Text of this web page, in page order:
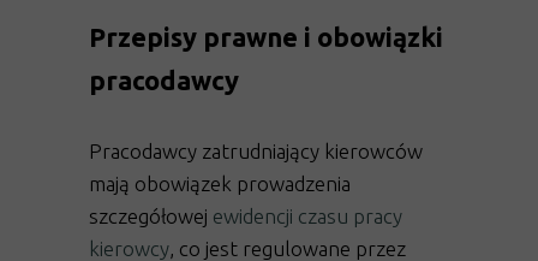
Przepisy prawne i obowiązki
pracodawcy
Pracodawcy zatrudniający kierowców
mają obowiązek prowadzenia
szczegółowej ewidencji czasu pracy
kierowcy, co jest regulowane przez